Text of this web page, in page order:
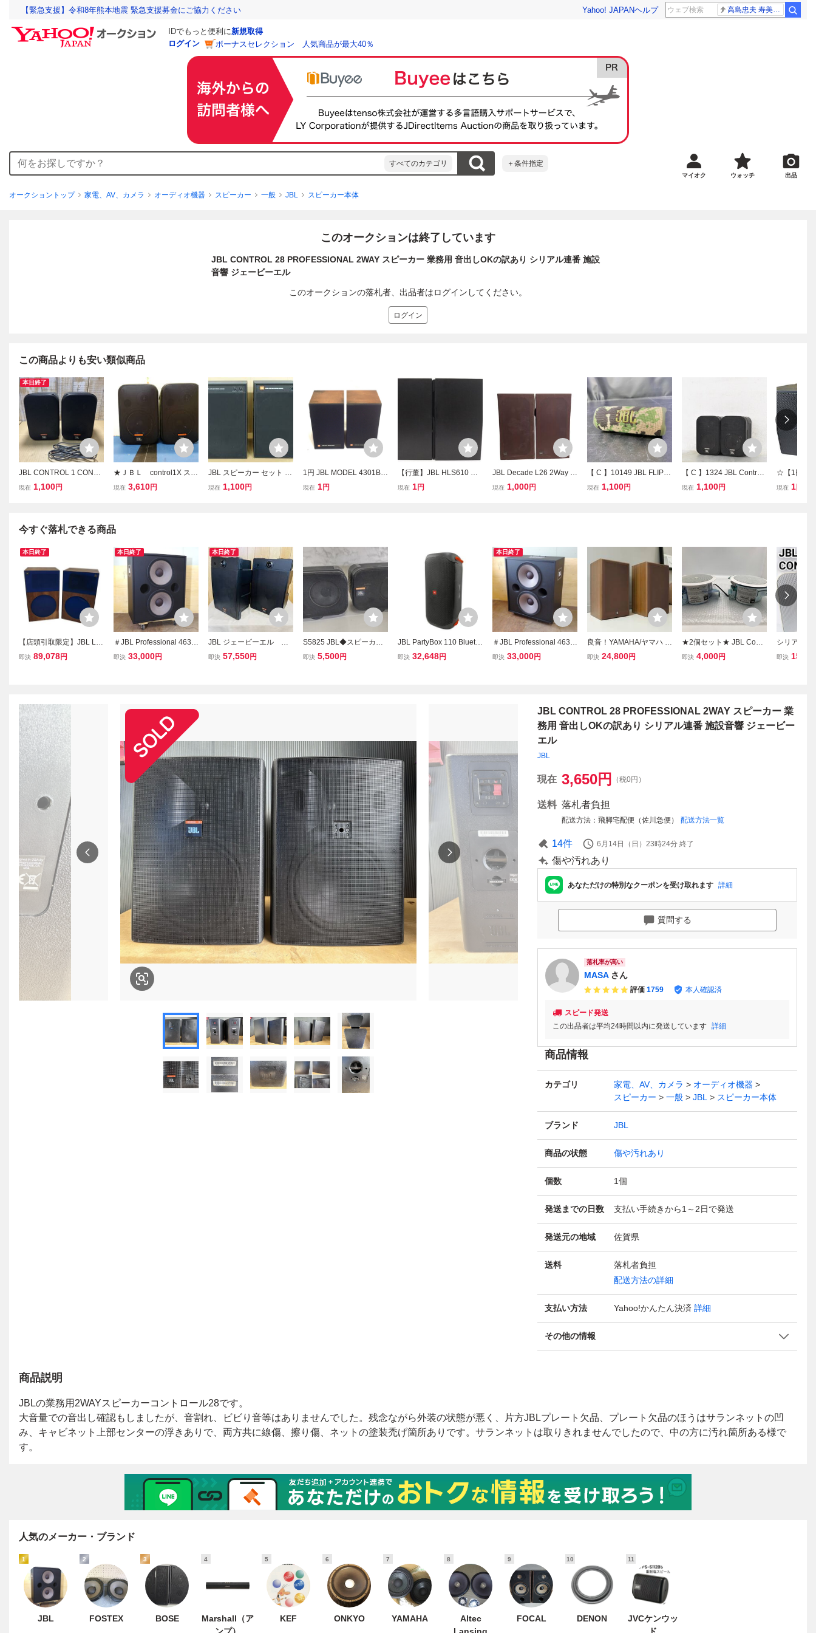
【緊急支援】令和8年熊本地震 緊急支援募金にご協力ください Yahoo! JAPANヘルプ 高島忠夫 寿美花代さん死去
IDでもっと便利に新規取得
ログイン
ボーナスセレクション 人気商品が最大40％
すべてのカテゴリ ＋条件指定
マイオク ウォッチ 出品
オークショントップ 家電、AV、カメラ オーディオ機器 スピーカー 一般 JBL スピーカー本体
このオークションは終了しています
JBL CONTROL 28 PROFESSIONAL 2WAY スピーカー 業務用 音出しOKの訳あり シリアル連番 施設
音響 ジェービーエル
このオークションの落札者、出品者はログインしてください。
ログイン
この商品よりも安い類似商品
本日終了
JBL CONTROL 1 CONTR
OL1 ジェービーエル オー
現在 1,100円
★ＪＢＬ control1X スピ
ーカー ジェービーエル
現在 3,610円
JBL スピーカー セット 43
12B MkⅡ CONTROL MO
現在 1,100円
1円 JBL MODEL 4301B C
ONTROL MONITOR 2WA
現在 1円
【行董】JBL HLS610 ペ
ア 2WAYブックシェルフ
現在 1円
JBL Decade L26 2Way ブ
ックシェルフスピーカー
現在 1,000円
【 C 】10149 JBL FLIP6
ポータブルBluetoothスピ
現在 1,100円
【 C 】1324 JBL Control
3 Pro スピーカー ジェー
現在 1,100円
☆【1円ス
ク】JBL
現在 1
今すぐ落札できる商品
本日終了
【店頭引取限定】JBL L8
8 Nova ペア スピーカー
即決 89,078円
本日終了
＃JBL Professional 4639
映画館用 スピーカー 1台
即決 33,000円
本日終了
JBL ジェービーエル CO
NTROL 12SR スピーカ
即決 57,550円
S5825 JBL◆スピーカー
ペア◆CONTROL1/オー
即決 5,500円
JBL PartyBox 110 Blueto
othスピーカー ジェービー
即決 32,648円
本日終了
＃JBL Professional 4639
映画館用 スピーカー 1台
即決 33,000円
良音！YAMAHA/ヤマハ N
S-451 2WAY ペア ブック
即決 24,800円
★2個セット★ JBL Contr
ol 24C Micro 天井埋め
即決 4,000円
シリアル連
ROL X コ
即決
JBL CONTROL 28 PROFESSIONAL 2WAY スピーカー 業
務用 音出しOKの訳あり シリアル連番 施設音響 ジェービー
エル
JBL
現在 3,650円 （税0円）
送料 落札者負担
配送方法 飛脚宅配便（佐川急便） 配送方法一覧
14件 6月14日（日）23時24分 終了
傷や汚れあり
あなただけの特別なクーポンを受け取れます 詳細
質問する
落札率が高い
MASA さん
評価 1759 本人確認済
スピード発送
この出品者は平均24時間以内に発送しています 詳細
商品情報
カテゴリ 家電、AV、カメラ
オーディオ機器
スピーカー
一般 JBL スピーカー本体
ブランド JBL
商品の状態 傷や汚れあり
個数 1個
発送までの日数 支払い手続きから1～2日で発送
発送元の地域 佐賀県
送料
落札者負担
配送方法の詳細
支払い方法 Yahoo!かんたん決済 詳細
その他の情報
商品説明
人気のメーカー・ブランド
1
JBL
2
FOSTEX
3
BOSE
4
Marshall（ア
5
KEF
6
ONKYO
7
YAMAHA
8
Altec
9
FOCAL
10
DENON
11
JVCケンウッ